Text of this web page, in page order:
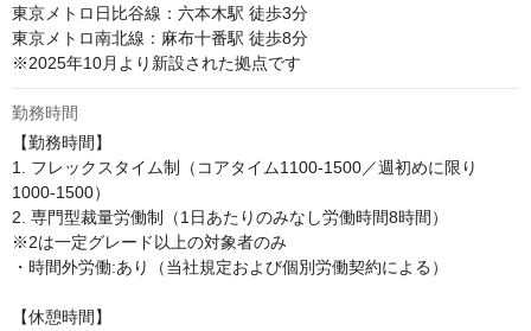
東京メトロ日比谷線：六本木駅 徒歩3分
東京メトロ南北線：麻布十番駅 徒歩8分
※2025年10月より新設された拠点です
勤務時間
【勤務時間】
1. フレックスタイム制（コアタイム1100-1500／週初めに限り
1000-1500）
2. 専門型裁量労働制（1日あたりのみなし労働時間8時間）
※2は一定グレード以上の対象者のみ
・時間外労働:あり（当社規定および個別労働契約による）
【休憩時間】